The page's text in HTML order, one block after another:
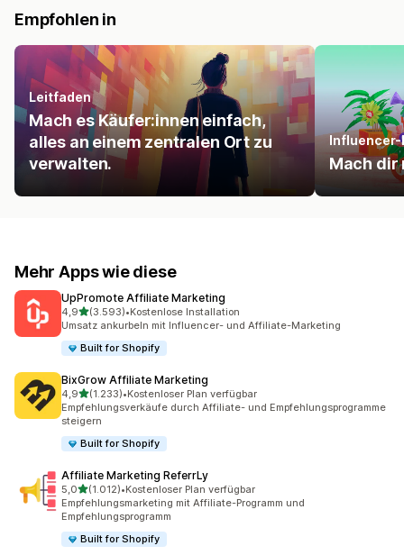
Empfohlen in
Leitfaden
Mach es Käufer:innen einfach,
alles an einem zentralen Ort zu
verwalten.
Mach dir
Mehr Apps wie diese
UpPromote Affiliate Marketing
4,9von 5 Sternen
(3.593)
3593 Rezensionen insgesamt
•Kostenlose Installation
Umsatz ankurbeln mit Influencer- und Affiliate-Marketing
Built for Shopify
BixGrow Affiliate Marketing
4,9von 5 Sternen
(1.233)
1233 Rezensionen insgesamt
•Kostenloser Plan verfügbar
Empfehlungsverkäufe durch Affiliate- und Empfehlungsprogramme
steigern
Built for Shopify
Affiliate Marketing ReferrLy
5,0von 5 Sternen
(1.012)
1012 Rezensionen insgesamt
•Kostenloser Plan verfügbar
Empfehlungsmarketing mit Affiliate-Programm und
Empfehlungsprogramm
Built for Shopify